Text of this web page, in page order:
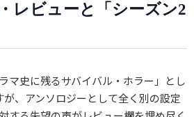
レビューと「シーズン2
マ史に残るサバイバル・ホラー」とし
、アンソロジーとして全く別の設定